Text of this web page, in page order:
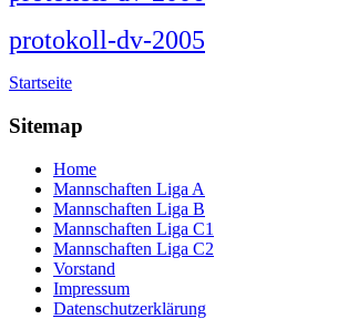
protokoll-dv-2005
Startseite
Sitemap
Home
Mannschaften Liga A
Mannschaften Liga B
Mannschaften Liga C1
Mannschaften Liga C2
Vorstand
Impressum
Datenschutzerklärung